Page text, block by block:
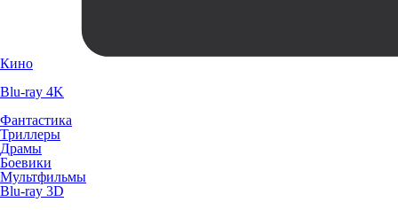
Кино
Blu-ray 4K
Фантастика
Триллеры
Драмы
Боевики
Мультфильмы
Blu-ray 3D